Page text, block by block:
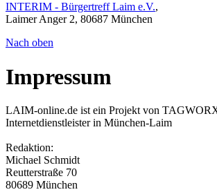
INTERIM - Bürgertreff Laim e.V.,
Laimer Anger 2, 80687 München
Nach oben
Impressum
LAIM-online.de ist ein Projekt von
Internetdienstleister in München-Laim
Redaktion:
Michael Schmidt
Reutterstraße 70
80689 München